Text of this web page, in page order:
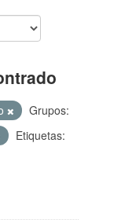
Grupos:
Etiquetas: